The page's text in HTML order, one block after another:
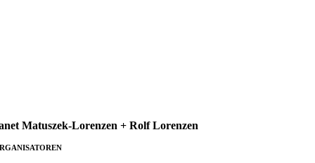
Matuszek-Lorenzen + Rolf Lorenzen